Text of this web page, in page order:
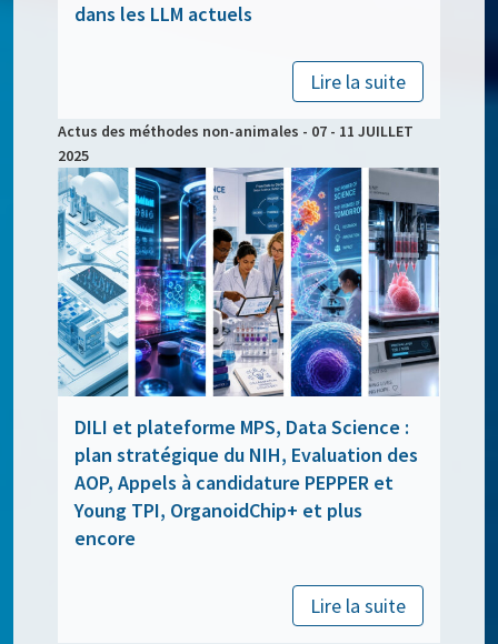
dans les LLM actuels
Lire la suite
Actus des méthodes non-animales - 07 - 11 JUILLET
2025
DILI et plateforme MPS, Data Science :
plan stratégique du NIH, Evaluation des
AOP, Appels à candidature PEPPER et
Young TPI, OrganoidChip+ et plus
encore
Lire la suite